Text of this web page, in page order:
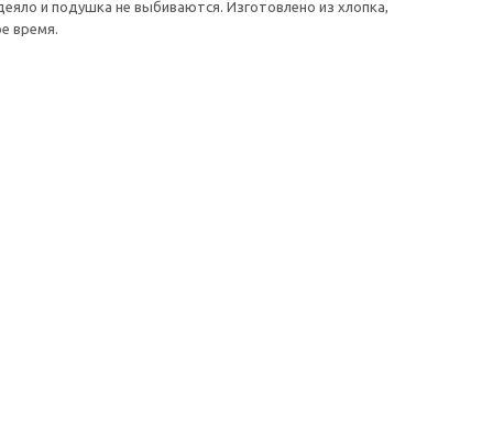
и подушка не выбиваются. Изготовлено из хлопка,
время.